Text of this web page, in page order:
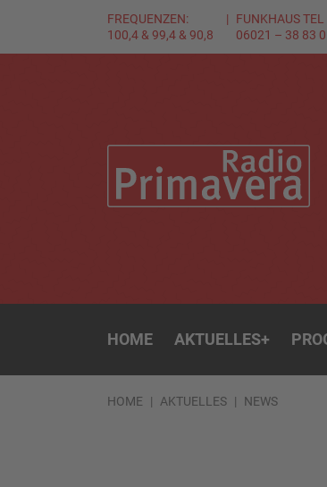
FREQUENZEN:
100,4 & 99,4 & 90,8
FUNKHAUS TEL
06021 – 38 83 0
HOME AKTUELLES+
HOME AKTUELLES NEWS